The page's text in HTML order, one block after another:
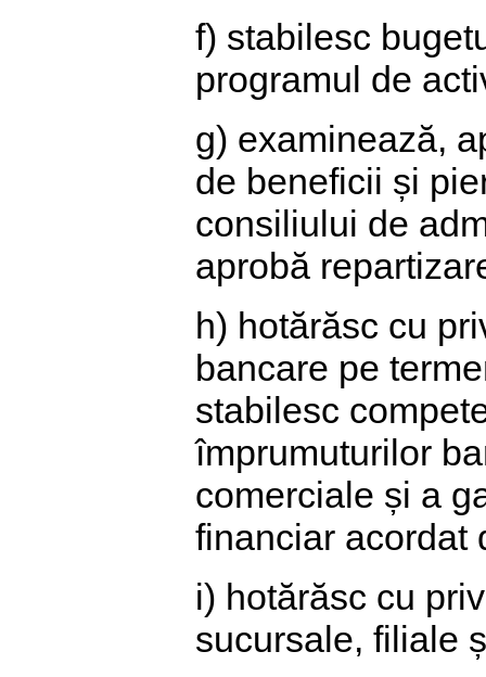
f) stabilesc
programul de
g) examinează,
de beneficii și
consiliului de
aprobă
h) hotărăsc cu
bancare pe
stabilesc
împrumuturilor
comerciale și a
financiar acordat
i) hotărăsc cu
sucursale, filiale